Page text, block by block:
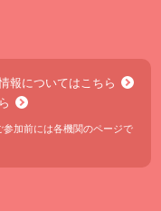
報についてはこちら
加前には各機関のページで